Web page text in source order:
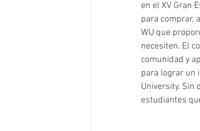
en el XV Gran
para comprar,
WU que
necesiten. El
comunidad y
para lograr un
University. Sin
estudiantes